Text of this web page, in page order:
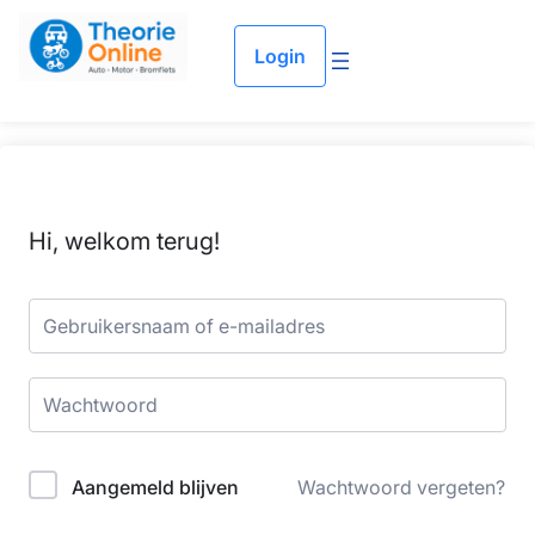
Login
Hi, welkom terug!
Aangemeld blijven Wachtwoord vergeten?